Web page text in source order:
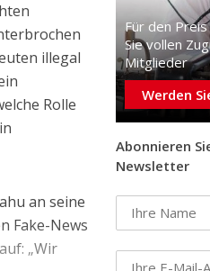
illegal
Rolle
an seine
Fake-News
„Wir
Für den
Sie vollen
Mitglieder
Werden
Abonnieren
Newsletter